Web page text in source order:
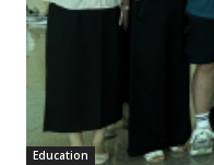
Education